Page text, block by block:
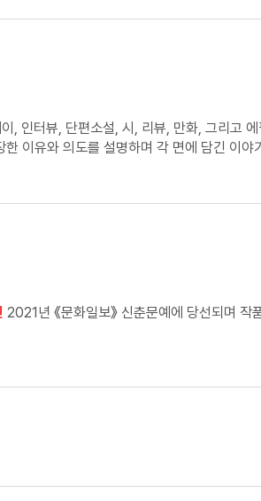
이유와 의도를 설명하며 각 면에 담긴 이야